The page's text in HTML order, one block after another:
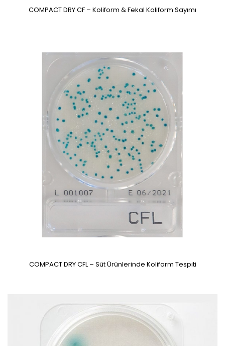
COMPACT DRY CF – Koliform & Fekal Koliform Sayımı
COMPACT DRY CFL – Süt Ürünlerinde Koliform Tespiti